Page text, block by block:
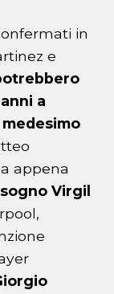
in
e
a
appena
sogno Virgil